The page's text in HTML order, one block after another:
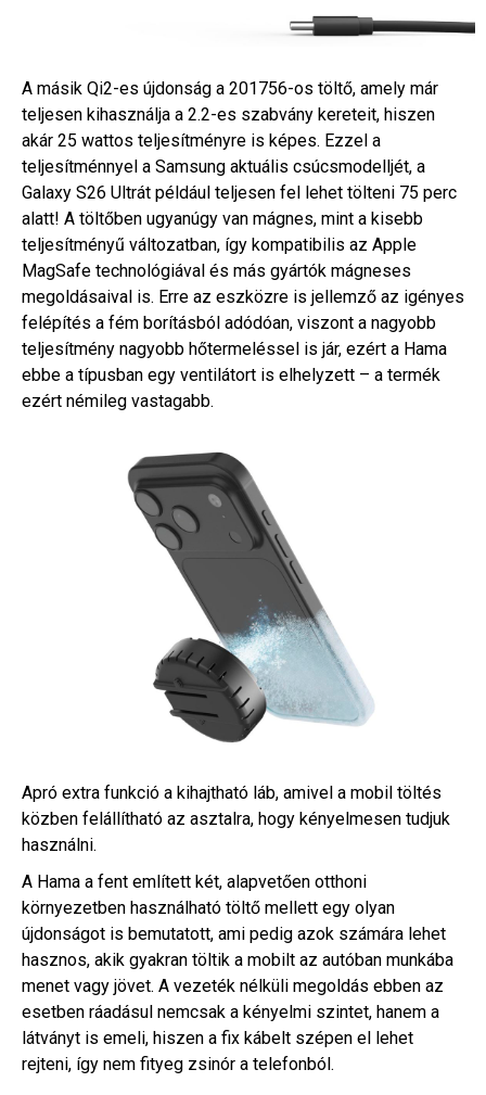
A másik Qi2-es újdonság a 201756-os töltő, amely már
teljesen kihasználja a 2.2-es szabvány kereteit, hiszen
akár 25 wattos teljesítményre is képes. Ezzel a
teljesítménnyel a Samsung aktuális csúcsmodelljét, a
Galaxy S26 Ultrát például teljesen fel lehet tölteni 75 perc
alatt! A töltőben ugyanúgy van mágnes, mint a kisebb
teljesítményű változatban, így kompatibilis az Apple
MagSafe technológiával és más gyártók mágneses
megoldásaival is. Erre az eszközre is jellemző az igényes
felépítés a fém borításból adódóan, viszont a nagyobb
teljesítmény nagyobb hőtermeléssel is jár, ezért a Hama
ebbe a típusban egy ventilátort is elhelyzett – a termék
ezért némileg vastagabb.
Apró extra funkció a kihajtható láb, amivel a mobil töltés
közben felállítható az asztalra, hogy kényelmesen tudjuk
használni.
A Hama a fent említett két, alapvetően otthoni
környezetben használható töltő mellett egy olyan
újdonságot is bemutatott, ami pedig azok számára lehet
hasznos, akik gyakran töltik a mobilt az autóban munkába
menet vagy jövet. A vezeték nélküli megoldás ebben az
esetben ráadásul nemcsak a kényelmi szintet, hanem a
látványt is emeli, hiszen a fix kábelt szépen el lehet
rejteni, így nem fityeg zsinór a telefonból.